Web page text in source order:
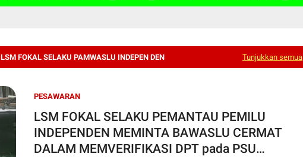
LSM FOKAL SELAKU PAMWASLU INDEPEN DEN Tunjukkan semua
PESAWARAN
LSM FOKAL SELAKU PEMANTAU PEMILU
INDEPENDEN MEMINTA BAWASLU CERMAT
DALAM MEMVERIFIKASI DPT pada PSU